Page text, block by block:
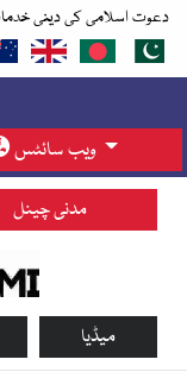
دعوت اسلامی کی دینی
ویب سائٹس
مدنی چینل
میڈیا